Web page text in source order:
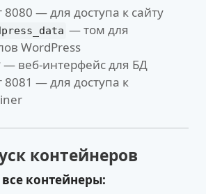
8080 — для доступа к сайту
— том для
WordPress
— веб-интерфейс для БД
8081 — для доступа к
контейнеров
все контейнеры: